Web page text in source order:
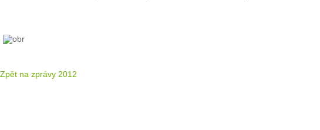
Zpět na zprávy 2012